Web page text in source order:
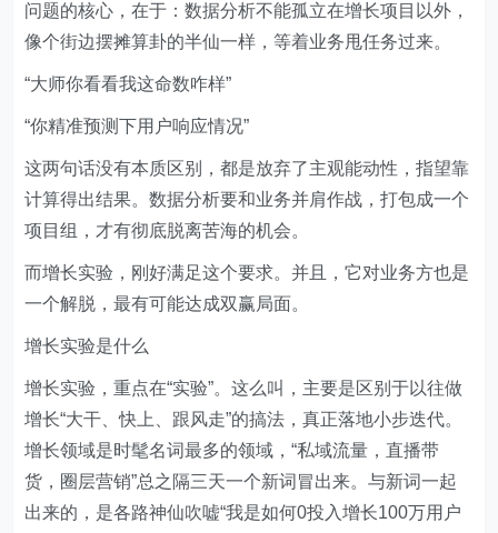
问题的核心，在于：数据分析不能孤立在增长项目以外，
像个街边摆摊算卦的半仙一样，等着业务甩任务过来。
“大师你看看我这命数咋样”
“你精准预测下用户响应情况”
这两句话没有本质区别，都是放弃了主观能动性，指望靠
计算得出结果。数据分析要和业务并肩作战，打包成一个
项目组，才有彻底脱离苦海的机会。
而增长实验，刚好满足这个要求。并且，它对业务方也是
一个解脱，最有可能达成双赢局面。
增长实验是什么
增长实验，重点在“实验”。这么叫，主要是区别于以往做
增长“大干、快上、跟风走”的搞法，真正落地小步迭代。
增长领域是时髦名词最多的领域，“私域流量，直播带
货，圈层营销”总之隔三天一个新词冒出来。与新词一起
出来的，是各路神仙吹嘘“我是如何0投入增长100万用户